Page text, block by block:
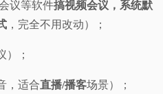
议等软件搞视频会议，系统默
，完全不用改动）；
）；
，适合直播/播客场景）；